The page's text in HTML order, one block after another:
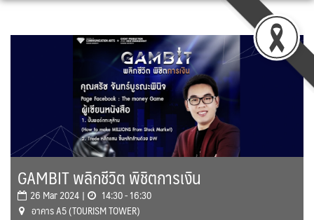
Skip
GAMBIT พลิกชีวิต พิชิตการเงิน
26 Mar 2024 |
14:30 - 16:30
อาคาร A5 (TOURISM TOWER)